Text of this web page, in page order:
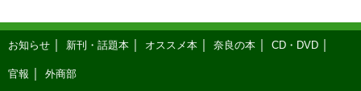
お知らせ 新刊・話題本 オススメ本 奈良の本 CD・DVD
官報 外商部